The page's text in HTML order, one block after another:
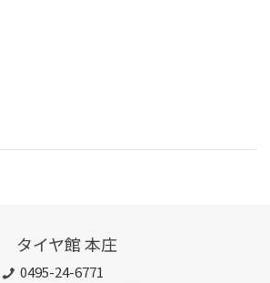
タイヤ館 本庄
0495-24-6771